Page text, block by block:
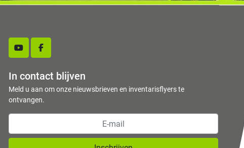
youtubefacebook
In contact blijven
Meld u aan om onze nieuwsbrieven en inventarisflyers te
ontvangen.